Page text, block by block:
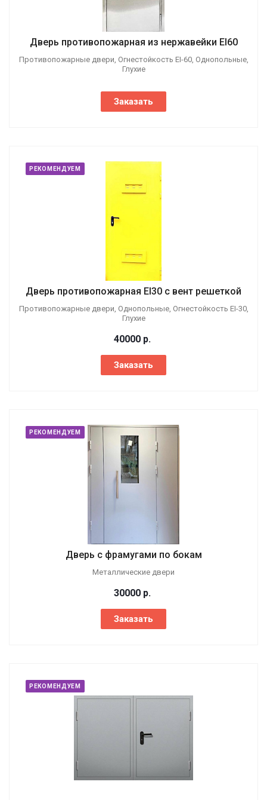
Дверь противопожарная из нержавейки EI60
Противопожарные двери, Огнестойкость EI-60, Однопольные,
Глухие
Заказать
РЕКОМЕНДУЕМ
Дверь противопожарная EI30 с вент решеткой
Противопожарные двери, Однопольные, Огнестойкость EI-30,
Глухие
40000 р.
Заказать
РЕКОМЕНДУЕМ
Дверь с фрамугами по бокам
Металлические двери
30000 р.
Заказать
РЕКОМЕНДУЕМ